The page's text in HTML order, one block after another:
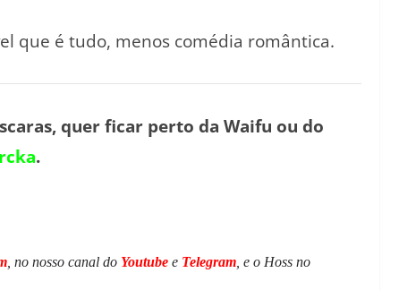
que é tudo, menos comédia romântica.
quer ficar perto da Waifu ou do
.
, no nosso canal do Youtube e Telegram , e o Hoss no